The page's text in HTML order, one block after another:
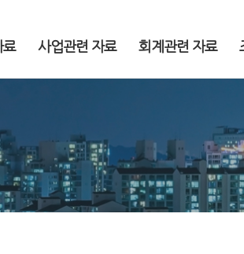
료 사업관련 자료 회계관련 자료